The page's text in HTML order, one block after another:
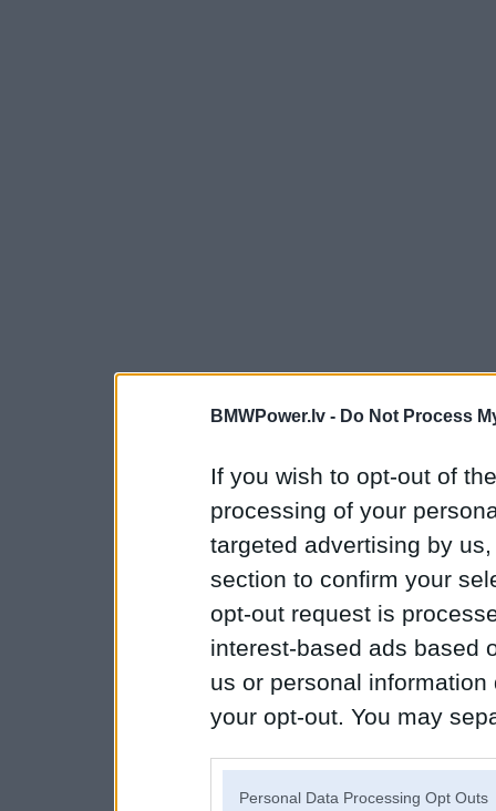
BMWPower.lv - Do Not Process
If you wish to opt-out of
processing of your
targeted advertising by
section to confirm your
opt-out request is
interest-based ads based
us or personal
your opt-out. You may
Personal Data Processing Opt Outs